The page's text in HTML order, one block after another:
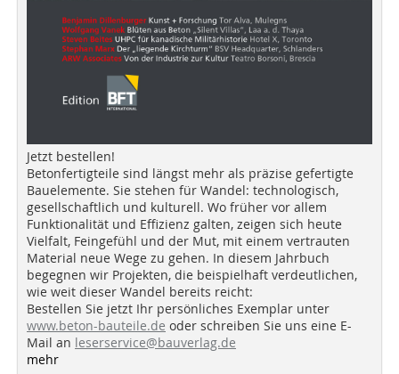
Jetzt bestellen!
Betonfertigteile sind längst mehr als präzise gefertigte
Bauelemente. Sie stehen für Wandel: technologisch,
gesellschaftlich und kulturell. Wo früher vor allem
Funktionalität und Effizienz galten, zeigen sich heute
Vielfalt, Feingefühl und der Mut, mit einem vertrauten
Material neue Wege zu gehen. In diesem Jahrbuch
begegnen wir Projekten, die beispielhaft verdeutlichen,
wie weit dieser Wandel bereits reicht:
Bestellen Sie jetzt Ihr persönliches Exemplar unter
www.beton-bauteile.de oder schreiben Sie uns eine E-
Mail an leserservice@bauverlag.de
mehr